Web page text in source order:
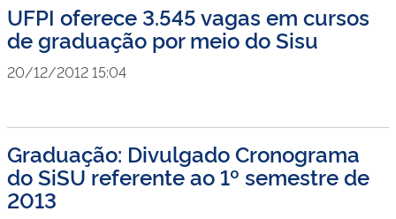
UFPI oferece 3.545 vagas em cursos
de graduação por meio do Sisu
20/12/2012 15:04
Graduação: Divulgado Cronograma
do SiSU referente ao 1º semestre de
2013